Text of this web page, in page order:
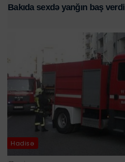
Bakıda sexdə yanğın baş verdi
Hadisə